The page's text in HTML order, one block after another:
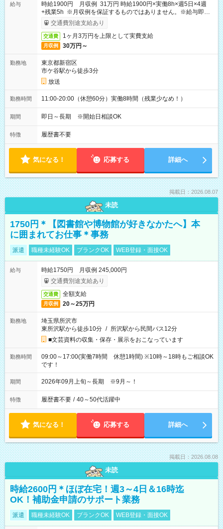
給与
時給1900円 月収例 31万円 時給1900円×実働8h×週5日×4週
+残業5h ※月収例を保証するものではありません。※給与即受
取りサービス利用可（利用条件有）
交通費別途支給あり
交通費 1ヶ月3万円を上限として実費支給
月収例 30万円～
勤務地
東京都新宿区
市ケ谷駅から徒歩3分
放送
勤務時間 11:00-20:00（休憩60分）実働8時間（残業少なめ！）
期間 即日～長期 ※開始日相談OK
特徴 履歴書不要
気になる！ 応募する 詳細へ
掲載日：2026.08.07
未読
1750円＊【図書館や博物館が好きなかたへ】本
に囲まれてお仕事＊事務
派遣 職種未経験OK ブランクOK WEB登録・面接OK
給与
時給1750円 月収例 245,000円
交通費別途支給あり
交通費 全額支給
月収例 20～25万円
勤務地
埼玉県所沢市
東所沢駅から徒歩10分 / 所沢駅から民間バス12分
■文芸資料の収集・保存・展示をおこなっています
勤務時間
09:00～17:00(実働7時間 休憩1時間) ※10時～18時もご相談OK
です！
期間 2026年09月上旬～長期 ※9月～！
特徴 履歴書不要 / 40～50代活躍中
気になる！ 応募する 詳細へ
掲載日：2026.08.08
未読
時給2600円＊ほぼ在宅！週3～4日＆16時迄
OK！補助金申請のサポート業務
派遣 職種未経験OK ブランクOK WEB登録・面接OK